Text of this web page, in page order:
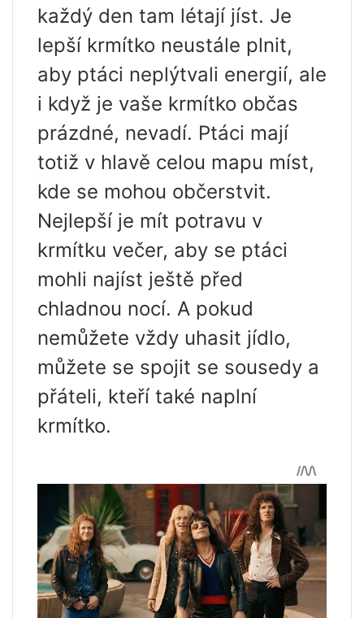
každý den tam létají jíst. Je
lepší krmítko neustále plnit,
aby ptáci neplýtvali energií, ale
i když je vaše krmítko občas
prázdné, nevadí. Ptáci mají
totiž v hlavě celou mapu míst,
kde se mohou občerstvit.
Nejlepší je mít potravu v
krmítku večer, aby se ptáci
mohli najíst ještě před
chladnou nocí. A pokud
nemůžete vždy uhasit jídlo,
můžete se spojit se sousedy a
přáteli, kteří také naplní
krmítko.